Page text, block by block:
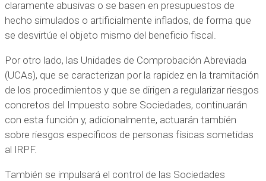
claramente abusivas o se basen en presupuestos de
hecho simulados o artificialmente inflados, de forma que
se desvirtúe el objeto mismo del beneficio fiscal.
Por otro lado, las Unidades de Comprobación Abreviada
(UCAs), que se caracterizan por la rapidez en la tramitación
de los procedimientos y que se dirigen a regularizar riesgos
concretos del Impuesto sobre Sociedades, continuarán
con esta función y, adicionalmente, actuarán también
sobre riesgos específicos de personas físicas sometidas
al IRPF.
También se impulsará el control de las Sociedades